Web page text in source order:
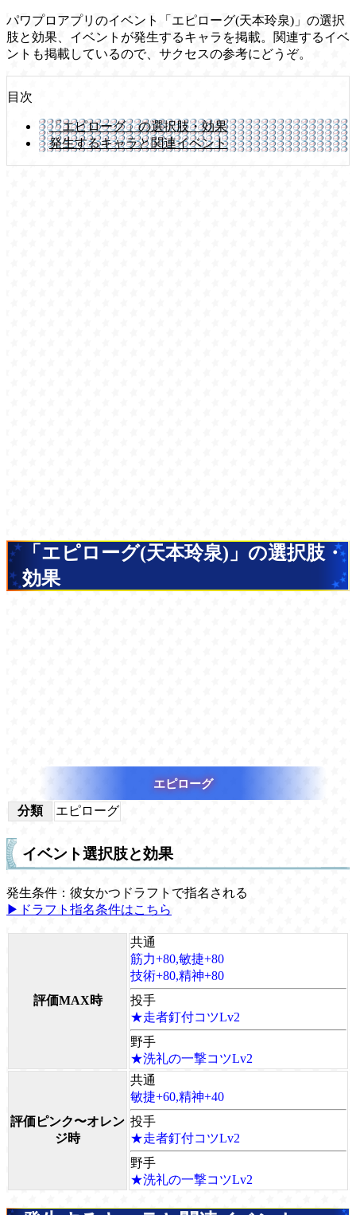
パワプロアプリのイベント「エピローグ(天本玲泉)」の選択
肢と効果、イベントが発生するキャラを掲載。関連するイベ
ントも掲載しているので、サクセスの参考にどうぞ。
目次
「エピローグ」の選択肢・効果
発生するキャラと関連イベント
「エピローグ(天本玲泉)」の選択肢・
効果
エピローグ
分類 エピローグ
イベント選択肢と効果
発生条件：彼女かつドラフトで指名される
▶ドラフト指名条件はこちら
評価MAX時
共通
筋力+80,敏捷+80
技術+80,精神+80
投手
★走者釘付コツLv2
野手
★洗礼の一撃コツLv2
評価ピンク〜オレン
ジ時
共通
敏捷+60,精神+40
投手
★走者釘付コツLv2
野手
★洗礼の一撃コツLv2